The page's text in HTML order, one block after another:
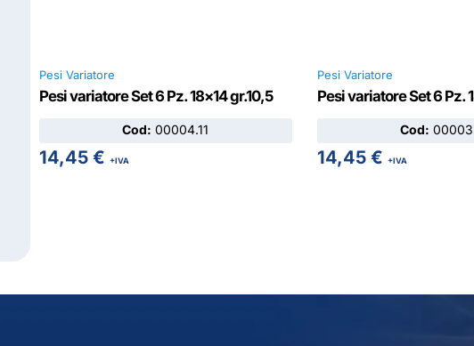
Pesi Variatore
Pesi variatore Set 6 Pz. 18×14 gr.10,5
Cod: 00004.11
14,45€ +IVA
Pesi Variatore
Pesi variatore Set 6 Pz.
Cod:
14,45 € +IVA